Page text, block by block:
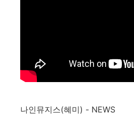
나인뮤지스(혜미) - NEWS